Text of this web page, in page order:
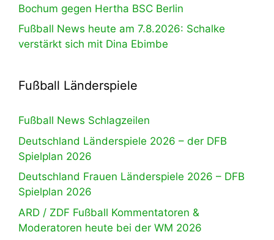
Bochum gegen Hertha BSC Berlin
Fußball News heute am 7.8.2026: Schalke
verstärkt sich mit Dina Ebimbe
Fußball Länderspiele
Fußball News Schlagzeilen
Deutschland Länderspiele 2026 – der DFB
Spielplan 2026
Deutschland Frauen Länderspiele 2026 – DFB
Spielplan 2026
ARD / ZDF Fußball Kommentatoren &
Moderatoren heute bei der WM 2026